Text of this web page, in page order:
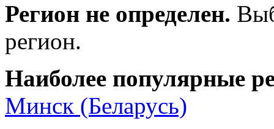
Регион не определен.
регион.
Наиболее популярные
Минск (Беларусь)